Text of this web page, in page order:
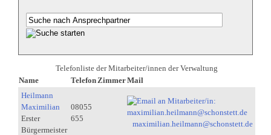
Telefonliste der Mitarbeiter/innen der Verwaltung
Name
Telefon ZimmerMail
Heilmann
Maximilian
Erster
Bürgermeister
08055
655
maximilian.heilmann@schonstett.de